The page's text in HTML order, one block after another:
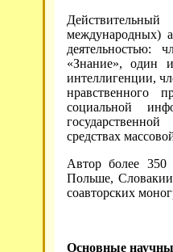
международных)
деятельностью:
«Знание», один
интеллигенции,
нравственного
социальной
средствах
Автор более
Польше,
соавторских
Основные